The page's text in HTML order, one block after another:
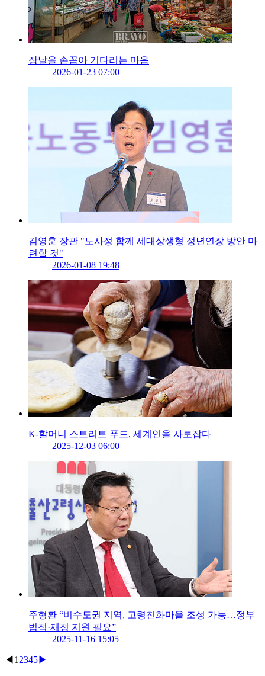
장날을 손꼽아 기다리는 마음
2026-01-23 07:00
김영훈 장관 "노사정 함께 세대상생형 정년연장 방안 마
련할 것"
2026-01-08 19:48
K-할머니 스트리트 푸드, 세계인을 사로잡다
2025-12-03 06:00
주형환 “비수도권 지역, 고령친화마을 조성 가능…정부
법적·재정 지원 필요”
2025-11-16 15:05
◀ 1 2345▶